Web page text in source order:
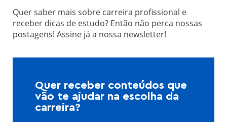
Quer saber mais sobre carreira profissional e
receber dicas de estudo? Então não perca nossas
postagens! Assine já a nossa newsletter!
Quer receber conteúdos que
vão te ajudar na escolha da
carreira?